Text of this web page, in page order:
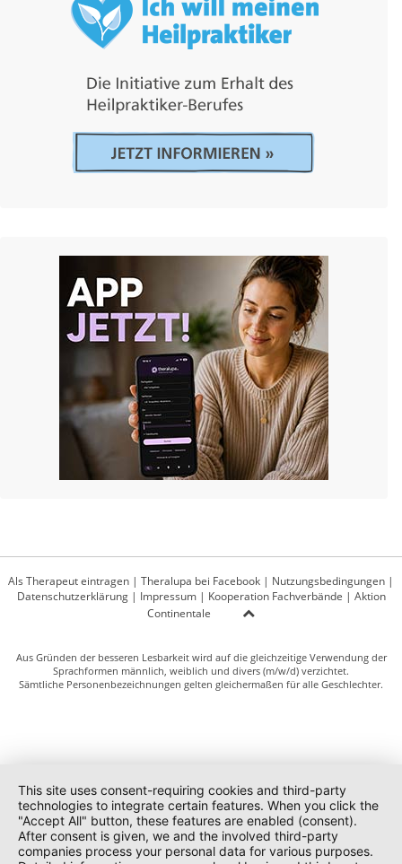
Als Therapeut eintragen | Theralupa bei Facebook | Nutzungsbedingungen |
Datenschutzerklärung| Impressum| Kooperation Fachverbände | Aktion
Continentale
Aus Gründen der besseren Lesbarkeit wird auf die gleichzeitige Verwendung der
Sprachformen männlich, weiblich und divers (m/w/d) verzichtet.
Sämtliche Personenbezeichnungen gelten gleichermaßen für alle Geschlechter.
This site uses consent-requiring cookies and third-party
technologies to integrate certain features. When you click the
"Accept All" button, these features are enabled (consent).
After consent is given, we and the involved third-party
companies process your personal data for various purposes.